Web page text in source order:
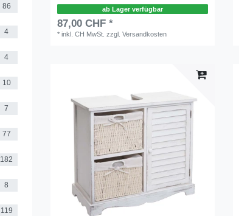
86
4
4
10
7
77
182
8
119
ab Lager verfügbar
87,00 CHF *
*inkl. CH MwSt. zzgl.Versandkosten